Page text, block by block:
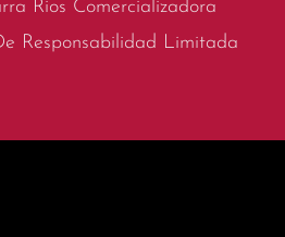
Rios Comercializadora
Responsabilidad Limitada